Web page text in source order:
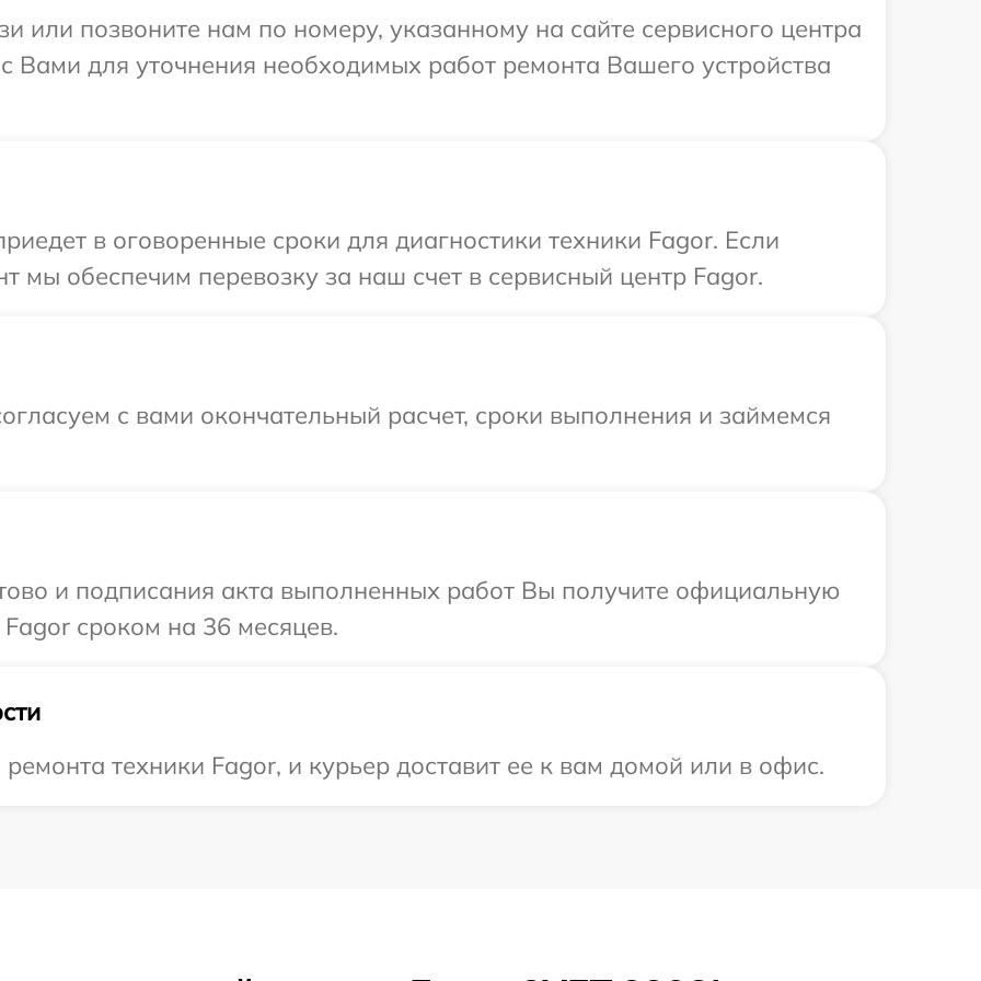
или позвоните нам по номеру, указанному на сайте сервисного центра
для уточнения необходимых работ ремонта Вашего устройства
в оговоренные сроки для диагностики техники Fagor. Если
мы обеспечим перевозку за наш счет в сервисный центр Fagor.
с вами окончательный расчет, сроки выполнения и займемся
и подписания акта выполненных работ Вы получите официальную
сроком на 36 месяцев.
техники Fagor, и курьер доставит ее к вам домой или в офис.